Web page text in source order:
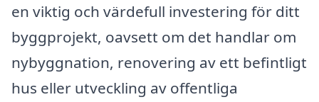
en viktig och värdefull investering för ditt
byggprojekt, oavsett om det handlar om
nybyggnation, renovering av ett befintligt
hus eller utveckling av offentliga